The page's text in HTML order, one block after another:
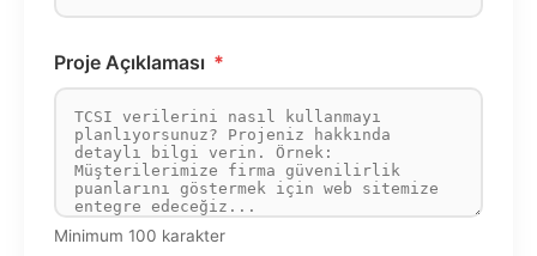
Proje Açıklaması *
Minimum 100 karakter